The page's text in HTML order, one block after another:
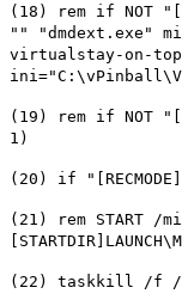
(18) rem if NOT
"" "dmdext.exe"
virtualstay-on-top
(19) rem if NOT
1)
(20) if
(21) rem START /
(22) taskkill /f /